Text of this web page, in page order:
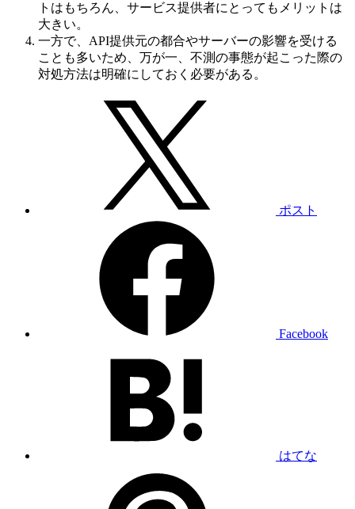
トはもちろん、サービス提供者にとってもメリットは
大きい。
一方で、API提供元の都合やサーバーの影響を受ける
ことも多いため、万が一、不測の事態が起こった際の
対処方法は明確にしておく必要がある。
ポスト
Facebook
はてな